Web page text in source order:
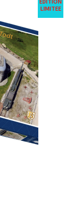
LIMITEE